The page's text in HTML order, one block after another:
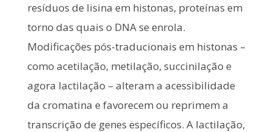
resíduos de lisina em histonas, proteínas em
torno das quais o DNA se enrola.
Modificações pós-traducionais em histonas –
como acetilação, metilação, succinilação e
agora lactilação – alteram a acessibilidade
da cromatina e favorecem ou reprimem a
transcrição de genes específicos. A lactilação,